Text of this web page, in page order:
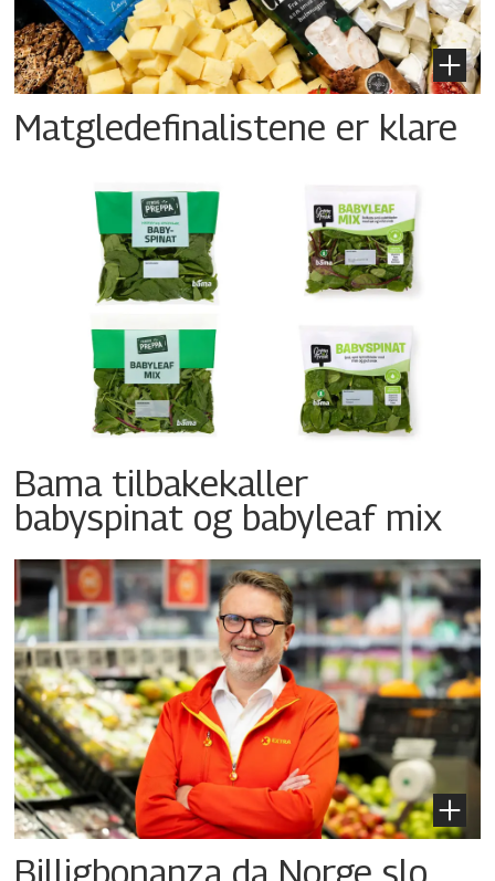
Matgledefinalistene er klare
Bama tilbakekaller
babyspinat og babyleaf mix
Billigbonanza da Norge slo